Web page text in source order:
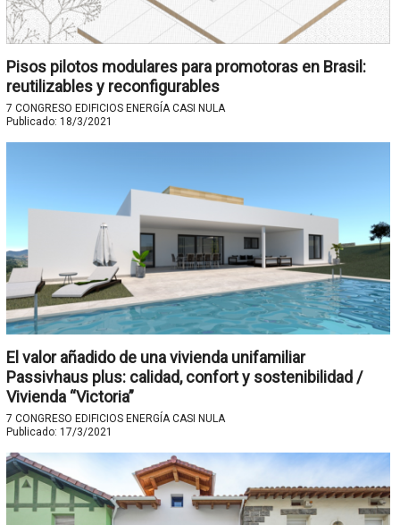
Pisos pilotos modulares para promotoras en Brasil:
reutilizables y reconfigurables
7 CONGRESO EDIFICIOS ENERGÍA CASI NULA
Publicado: 18/3/2021
El valor añadido de una vivienda unifamiliar
Passivhaus plus: calidad, confort y sostenibilidad /
Vivienda “Victoria”
7 CONGRESO EDIFICIOS ENERGÍA CASI NULA
Publicado: 17/3/2021